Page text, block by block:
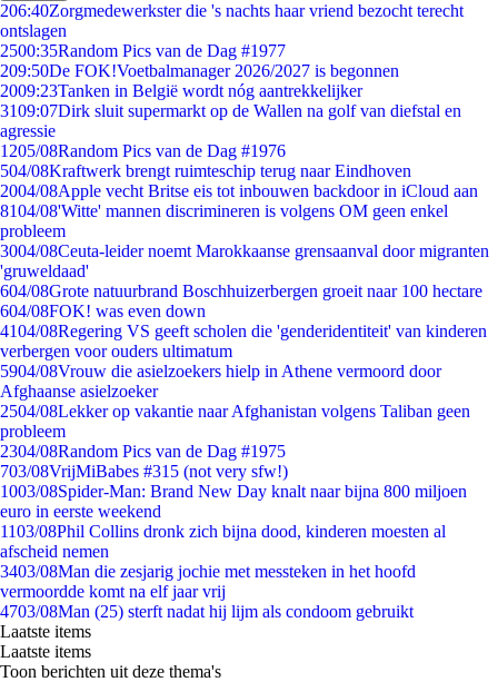
206:40Zorgmedewerkster die 's nachts haar vriend bezocht terecht
ontslagen
2500:35Random Pics van de Dag #1977
209:50De FOK!Voetbalmanager 2026/2027 is begonnen
2009:23Tanken in België wordt nóg aantrekkelijker
3109:07Dirk sluit supermarkt op de Wallen na golf van diefstal en
agressie
1205/08Random Pics van de Dag #1976
504/08Kraftwerk brengt ruimteschip terug naar Eindhoven
2004/08Apple vecht Britse eis tot inbouwen backdoor in iCloud aan
8104/08'Witte' mannen discrimineren is volgens OM geen enkel
probleem
3004/08Ceuta-leider noemt Marokkaanse grensaanval door migranten
'gruweldaad'
604/08Grote natuurbrand Boschhuizerbergen groeit naar 100 hectare
604/08FOK! was even down
4104/08Regering VS geeft scholen die 'genderidentiteit' van kinderen
verbergen voor ouders ultimatum
5904/08Vrouw die asielzoekers hielp in Athene vermoord door
Afghaanse asielzoeker
2504/08Lekker op vakantie naar Afghanistan volgens Taliban geen
probleem
2304/08Random Pics van de Dag #1975
703/08VrijMiBabes #315 (not very sfw!)
1003/08Spider-Man: Brand New Day knalt naar bijna 800 miljoen
euro in eerste weekend
1103/08Phil Collins dronk zich bijna dood, kinderen moesten al
afscheid nemen
3403/08Man die zesjarig jochie met messteken in het hoofd
vermoordde komt na elf jaar vrij
4703/08Man (25) sterft nadat hij lijm als condoom gebruikt
Laatste items
Laatste items
Toon berichten uit deze thema's